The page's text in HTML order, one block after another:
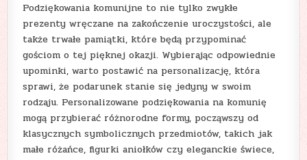
Podziękowania komunijne to nie tylko zwykłe
prezenty wręczane na zakończenie uroczystości, ale
także trwałe pamiątki, które będą przypominać
gościom o tej pięknej okazji. Wybierając odpowiednie
upominki, warto postawić na personalizację, która
sprawi, że podarunek stanie się jedyny w swoim
rodzaju. Personalizowane podziękowania na komunię
mogą przybierać różnorodne formy, począwszy od
klasycznych symbolicznych przedmiotów, takich jak
małe różańce, figurki aniołków czy eleganckie świece,